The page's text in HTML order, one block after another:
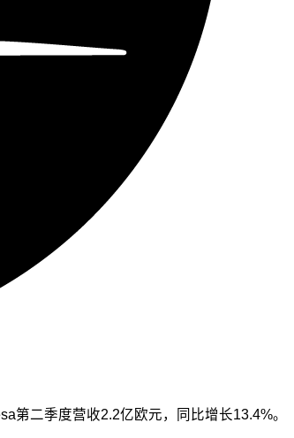
第二季度营收2.2亿欧元，同比增长13.4%。